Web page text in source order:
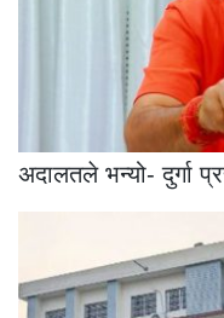
अदालतले भन्यो- दुर्गा